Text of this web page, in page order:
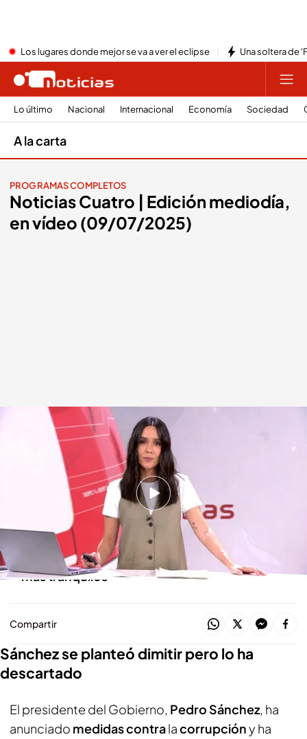
Los lugares donde mejor se va a ver el eclipse Una soltera de
Lo último Nacional Internacional Economía Sociedad
A la carta
PROGRAMAS COMPLETOS
Noticias Cuatro | Edición mediodía,
en vídeo (09/07/2025)
Las noticias, de la mano de Alba Lago
Redacción digital Noticias Cuatro
09 JUL 2025 - 15:13h.
Pedro Sánchez se planteó dimitir pero de
momento lo ha descartado
Los vecinos del Bajo Ebro respiran hoy un poco
más tranquilos
Compartir
Sánchez se planteó dimitir pero lo ha
descartado
El presidente del Gobierno, Pedro Sánchez, ha
anunciado medidas contralacorrupcióny ha